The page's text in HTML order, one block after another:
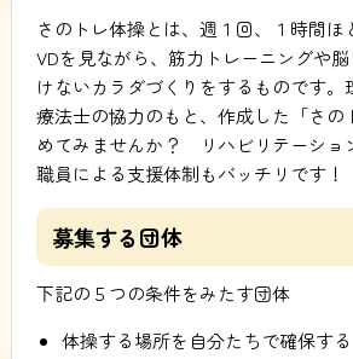
さのトレ体操とは、週１回、１時間ほ
VDを見ながら、筋力トレーニングや
けないカラダづくりをするものです。
療法士の協力のもと、作成した「さの
めてみませんか？ リハビリテーショ
職員による支援体制もバッチリです！
募集する団体
下記の５つの条件をみたす団体
体操する場所を自分たちで確保する